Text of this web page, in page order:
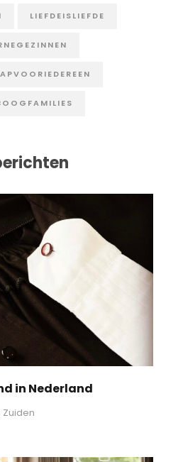
LIEFDEISLIEFDE
in Nederland
Zuiden